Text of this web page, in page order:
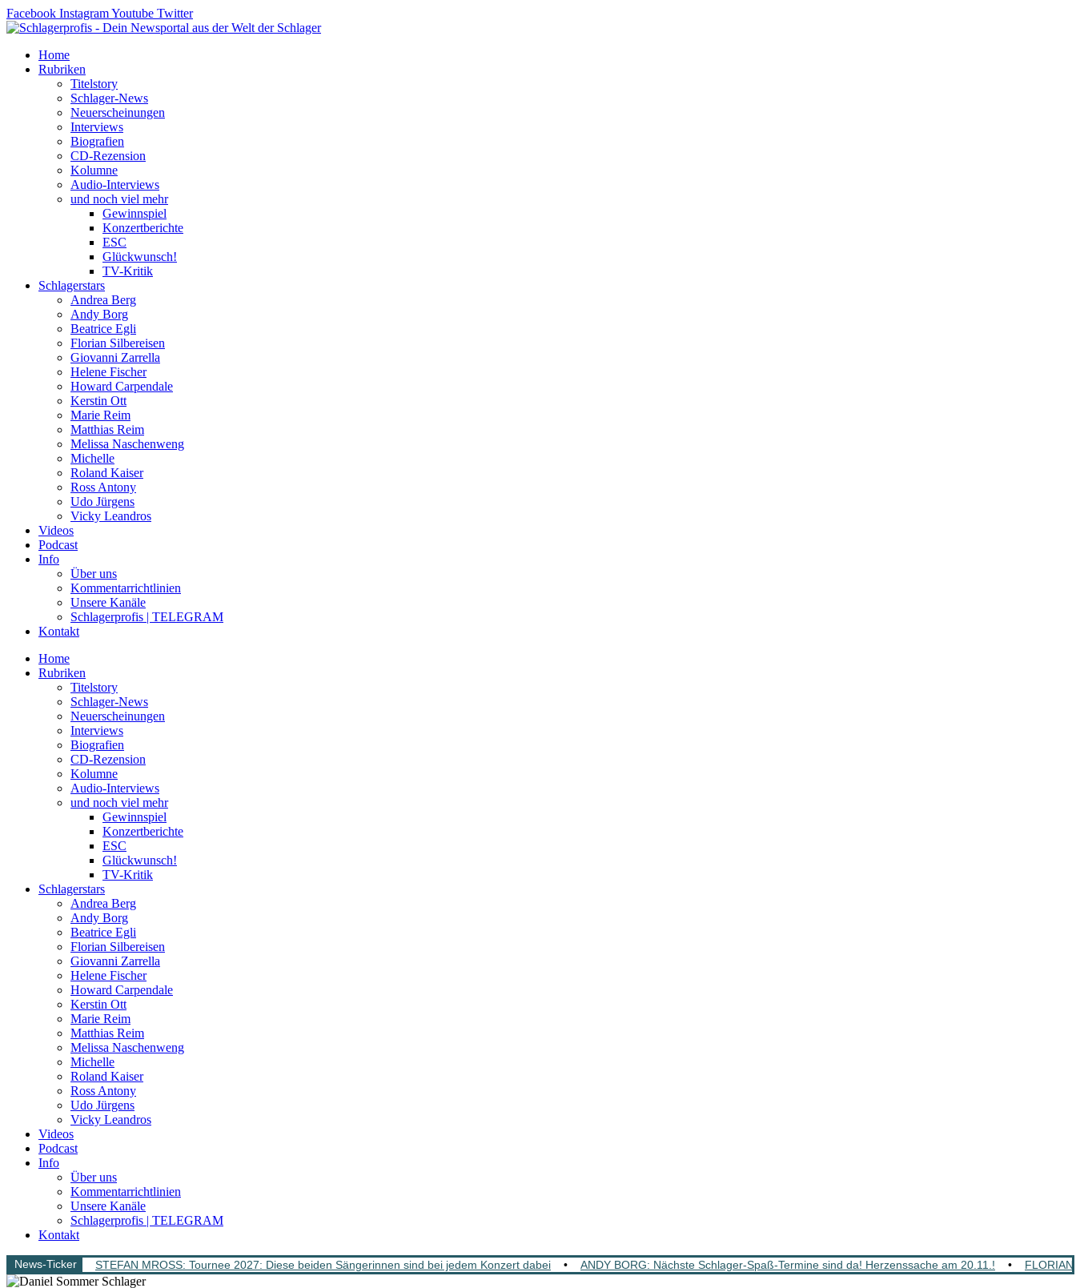
Zum
Inhalt
Facebook InstagramYoutube Twitter
Home
Rubriken
Titelstory
Schlager-News
Neuerscheinungen
Interviews
Biografien
CD-Rezension
Kolumne
Audio-Interviews
und noch viel mehr
Gewinnspiel
Konzertberichte
ESC
Glückwunsch!
TV-Kritik
Schlagerstars
Andrea Berg
Andy Borg
Beatrice Egli
Florian Silbereisen
Giovanni Zarrella
Helene Fischer
Howard Carpendale
Kerstin Ott
Marie Reim
Matthias Reim
Melissa Naschenweng
Michelle
Roland Kaiser
Ross Antony
Udo Jürgens
Vicky Leandros
Videos
Podcast
Info
Über uns
Kommentarrichtlinien
Unsere Kanäle
Schlagerprofis | TELEGRAM
Kontakt
Home
Rubriken
Titelstory
Schlager-News
Neuerscheinungen
Interviews
Biografien
CD-Rezension
Kolumne
Audio-Interviews
und noch viel mehr
Gewinnspiel
Konzertberichte
ESC
Glückwunsch!
TV-Kritik
Schlagerstars
Andrea Berg
Andy Borg
Beatrice Egli
Florian Silbereisen
Giovanni Zarrella
Helene Fischer
Howard Carpendale
Kerstin Ott
Marie Reim
Matthias Reim
Melissa Naschenweng
Michelle
Roland Kaiser
Ross Antony
Udo Jürgens
Vicky Leandros
Videos
Podcast
Info
Über uns
Kommentarrichtlinien
Unsere Kanäle
Schlagerprofis | TELEGRAM
Kontakt
News-Ticker STEFAN MROSS: Tournee 2027: Diese beiden Sängerinnen sind bei jedem Konzert dabei • ANDY BORG: Nächste Schlager-Spaß-Termine sind da! Herzenssache am 20.11.! •